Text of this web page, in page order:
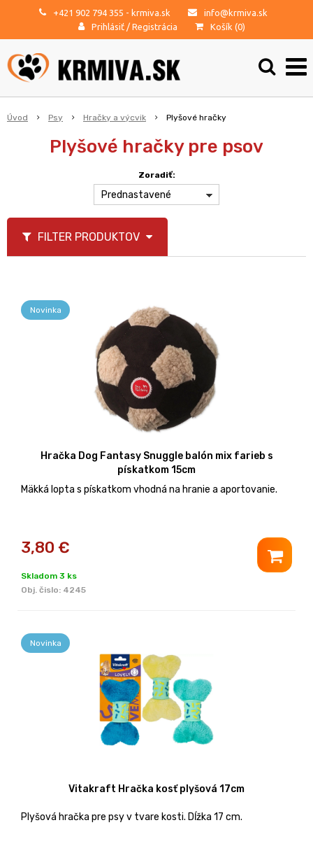
+421 902 794 355 - krmiva.sk
info@krmiva.sk
Prihlásiť / Registrácia Košík (0)
Úvod Psy Hračky a výcvik Plyšové hračky
Plyšové hračky pre psov
Zoradiť:
Prednastavené
FILTER PRODUKTOV
Novinka
Hračka Dog Fantasy Snuggle balón mix farieb s
pískatkom 15cm
Mäkká lopta s pískatkom vhodná na hranie a aportovanie.
3,80 €
Skladom 3 ks
Obj. čislo: 4245
Novinka
Vitakraft Hračka kosť plyšová 17cm
Plyšová hračka pre psy v tvare kosti. Dĺžka 17 cm.